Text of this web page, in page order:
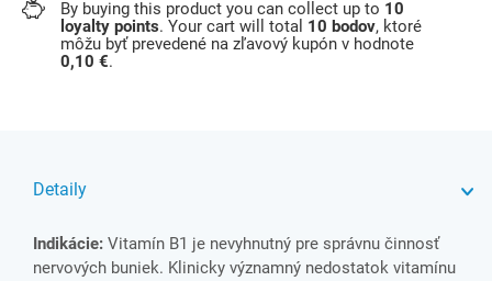
By buying this product you can collect up to 10
loyalty points. Your cart will total 10 bodov, ktoré
môžu byť prevedené na zľavový kupón v hodnote
0,10 €.
Detaily
Indikácie: Vitamín B1 je nevyhnutný pre správnu činnosť
nervových buniek. Klinicky významný nedostatok vitamínu